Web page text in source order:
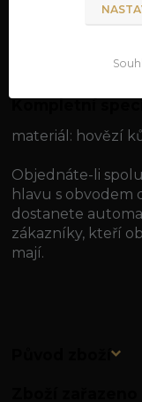
Kompletní
materiál: hovězí
Objednáte-li
hlavu s obvodem
dostanete
zákazníky, kteří
mají.
Původ zboží